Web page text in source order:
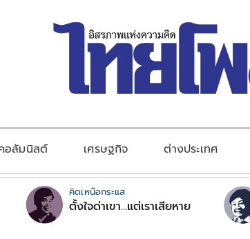
อลัมนิสต์ เศรษฐกิจ ต่างประเทศ
คิดเหนือกระแส
ตั้งใจด่าเขา...แต่เราเสียหาย